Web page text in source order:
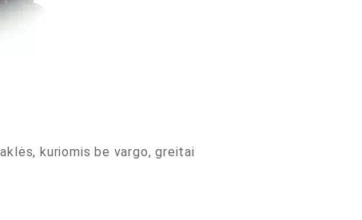
kuriomis be vargo, greitai